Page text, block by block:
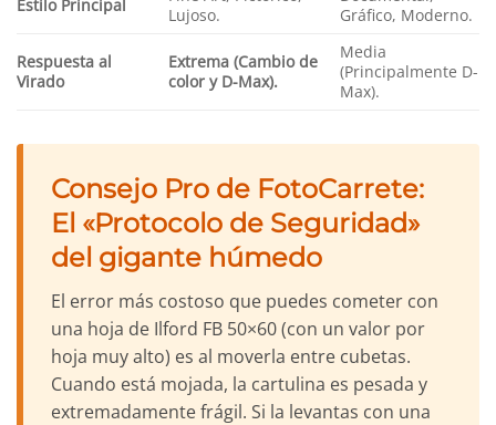
Estilo Principal
Lujoso.
Gráfico, Moderno.
Respuesta al
Virado
Extrema (Cambio de
color y D-Max).
Media
(Principalmente D-
Max).
Consejo Pro de FotoCarrete:
El «Protocolo de Seguridad»
del gigante húmedo
El error más costoso que puedes cometer con
una hoja de Ilford FB 50×60 (con un valor por
hoja muy alto) es al moverla entre cubetas.
Cuando está mojada, la cartulina es pesada y
extremadamente frágil. Si la levantas con una